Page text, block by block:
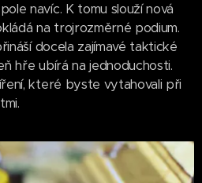
navíc. K tomu slouží nová
na trojrozměrné podium.
docela zajímavé taktické
hře ubírá na jednoduchosti.
které byste vytahovali při